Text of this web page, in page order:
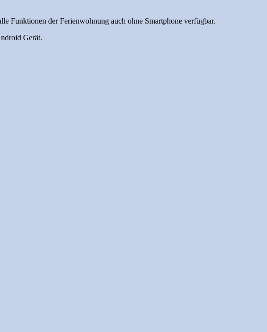
Funktionen der Ferienwohnung auch ohne Smartphone verfügbar.
Gerät.